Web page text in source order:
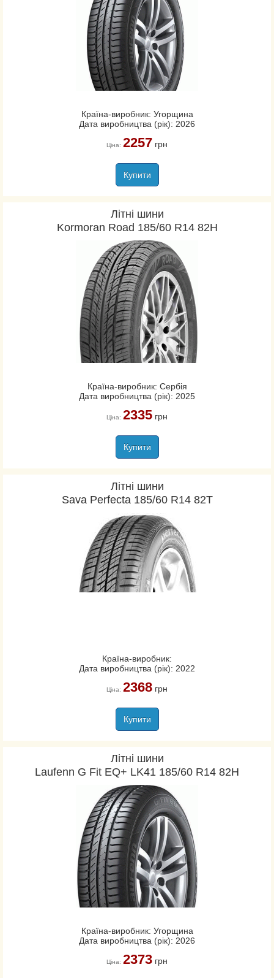
Країна-виробник: Угорщина
Дата виробництва (рік): 2026
Ціна: 2257грн
Купити
Літні шини
Kormoran Road 185/60 R14 82H
Країна-виробник: Сербія
Дата виробництва (рік): 2025
Ціна: 2335грн
Купити
Літні шини
Sava Perfecta 185/60 R14 82T
Країна-виробник:
Дата виробництва (рік): 2022
Ціна: 2368грн
Купити
Літні шини
Laufenn G Fit EQ+ LK41 185/60 R14 82H
Країна-виробник: Угорщина
Дата виробництва (рік): 2026
Ціна: 2373грн